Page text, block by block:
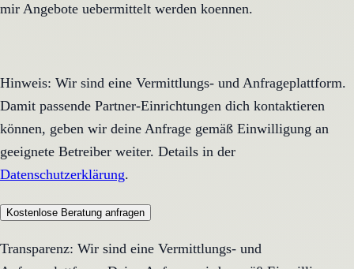
mir Angebote uebermittelt werden koennen.
Hinweis: Wir sind eine Vermittlungs- und Anfrageplattform.
Damit passende Partner-Einrichtungen dich kontaktieren
können, geben wir deine Anfrage gemäß Einwilligung an
geeignete Betreiber weiter. Details in der
Datenschutzerklärung.
Kostenlose Beratung anfragen
Transparenz: Wir sind eine Vermittlungs- und